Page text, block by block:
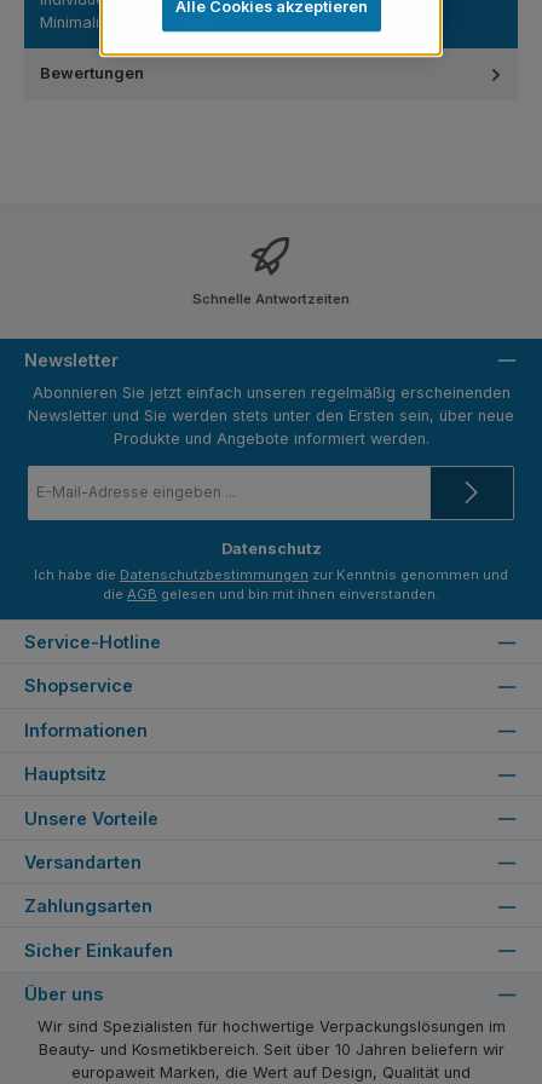
Minimalistisches…
Bewertungen
Schnelle Antwortzeiten
Newsletter
Abonnieren Sie jetzt einfach unseren regelmäßig erscheinenden
Newsletter und Sie werden stets unter den Ersten sein, über neue
Produkte und Angebote informiert werden.
Mail-
Datenschutz
Ich habe die Datenschutzbestimmungen zur Kenntnis genommen und
die AGB gelesen und bin mit ihnen einverstanden.
Service-Hotline
Shopservice
Informationen
Unsere Vorteile
Versandarten
Zahlungsarten
Hauptsitz
Sicher Einkaufen
Über uns
Wir sind Spezialisten für hochwertige Verpackungslösungen im
Beauty- und Kosmetikbereich. Seit über 10 Jahren beliefern wir
europaweit Marken, die Wert auf Design, Qualität und
Alle Cookies akzeptieren